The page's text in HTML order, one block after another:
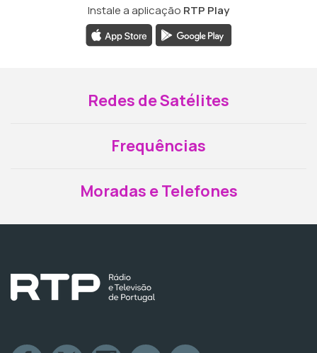
Instale a aplicação RTP Play
Redes de Satélites
Frequências
Moradas e Telefones